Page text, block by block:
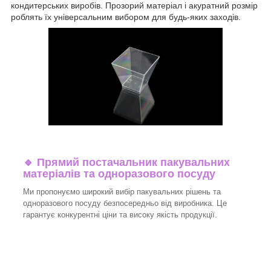
кондитерських виробів. Прозорий матеріал і акуратний розмір
роблять їх універсальним вибором для будь-яких заходів.
🔹 Прямий постачальник пакувальних
матеріалів та одноразового посуду
Ми пропонуємо широкий вибір пакувальних рішень та
одноразового посуду безпосередньо від виробника. Це
гарантує конкурентні ціни та високу якість продукції.